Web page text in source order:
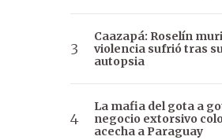
Caazapá: Roselín
violencia sufrió tras
autopsia
La mafia del gota a
negocio extorsivo
acecha a Paraguay